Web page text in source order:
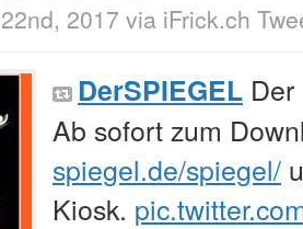
2017 via iFrick.ch
DerSPIEGEL
Ab sofort zum
spiegel.de/spiegel/
Kiosk.